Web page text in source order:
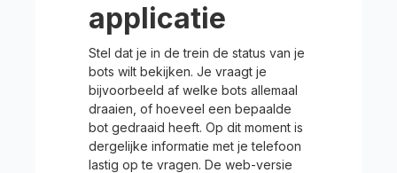
applicatie
Stel dat je in de trein de status van je
bots wilt bekijken. Je vraagt je
bijvoorbeeld af welke bots allemaal
draaien, of hoeveel een bepaalde
bot gedraaid heeft. Op dit moment is
dergelijke informatie met je telefoon
lastig op te vragen. De web-versie